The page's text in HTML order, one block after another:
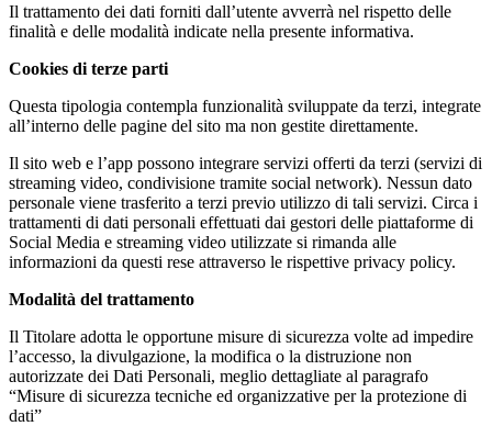
Il trattamento dei dati forniti dall’utente avverrà nel rispetto delle
finalità e delle modalità indicate nella presente informativa.
Cookies di terze parti
Questa tipologia contempla funzionalità sviluppate da terzi, integrate
all’interno delle pagine del sito ma non gestite direttamente.
Il sito web e l’app possono integrare servizi offerti da terzi (servizi di
streaming video, condivisione tramite social network). Nessun dato
personale viene trasferito a terzi previo utilizzo di tali servizi. Circa i
trattamenti di dati personali effettuati dai gestori delle piattaforme di
Social Media e streaming video utilizzate si rimanda alle
informazioni da questi rese attraverso le rispettive privacy policy.
Modalità del trattamento
Il Titolare adotta le opportune misure di sicurezza volte ad impedire
l’accesso, la divulgazione, la modifica o la distruzione non
autorizzate dei Dati Personali, meglio dettagliate al paragrafo
“Misure di sicurezza tecniche ed organizzative per la protezione di
dati”